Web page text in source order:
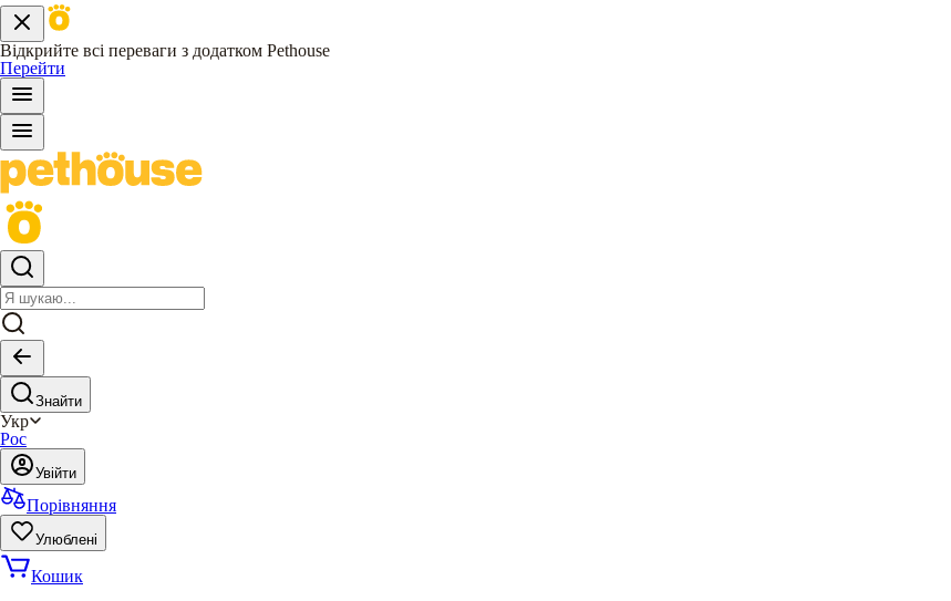
Відкрийте всі переваги з додатком Pethouse
Перейти
Знайти
Укр
Рос
Увійти
Порівняння
Улюблені
Кошик